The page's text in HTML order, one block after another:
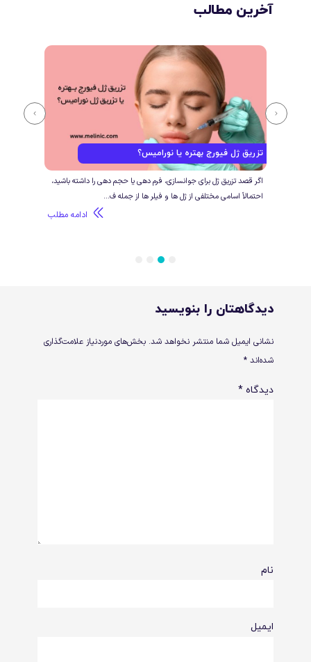
آخرین مطالب
تزریق ژل فیورج بهتره یا نورامیس؟
اگر قصد تزریق ژل برای جوانسازی، فرم دهی یا حجم دهی را داشته باشید،
احتمالاً اسامی مختلفی از ژل ها و فیلر ها از جمله ف...
ادامه مطلب
دیدگاهتان را بنویسید
نشانی ایمیل شما منتشر نخواهد شد. بخش‌های موردنیاز علامت‌گذاری
شده‌اند *
دیدگاه *
نام
ایمیل